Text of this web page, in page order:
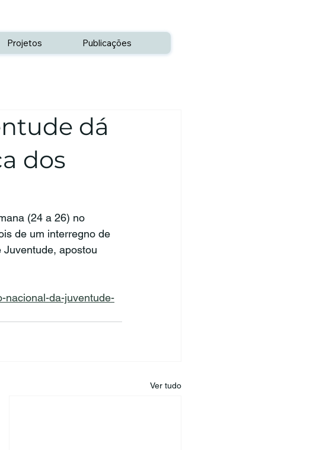
Projetos Publicações
dá
dos
(24 a 26) no
de um interregno de
apostou
nacional-da-juventude-
Ver tudo